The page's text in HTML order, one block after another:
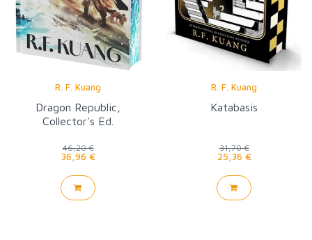
R. F. Kuang
Dragon Republic,
Collector's Ed.
46,20 €
36,96 €
R. F. Kuang
Katabasis
31,70 €
25,36 €